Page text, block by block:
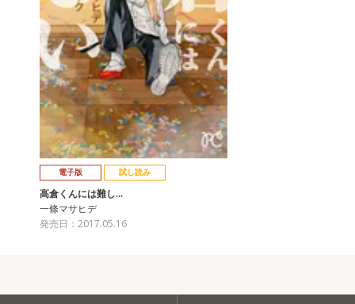
電子版 試し読み
高倉くんには難し…
一條マサヒデ
発売日：2017.05.16